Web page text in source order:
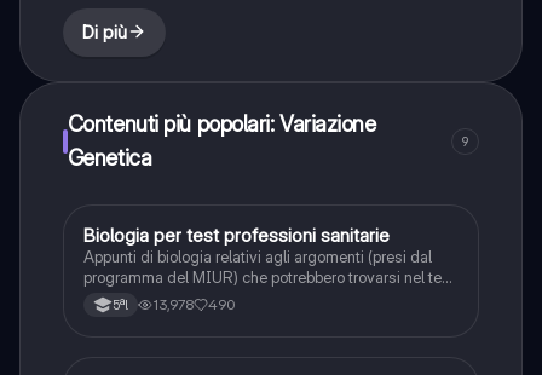
Di più
Contenuti più popolari: Variazione
Genetica
9
Scienze
Biologia per test professioni sanitarie
Appunti di biologia relativi agli argomenti (presi dal
programma del MIUR) che potrebbero trovarsi nel test
di professioni sanitarie. Appunti realizzati
confrontando vari siti internet e libro ALPHATEST
5ªl 13,978 490